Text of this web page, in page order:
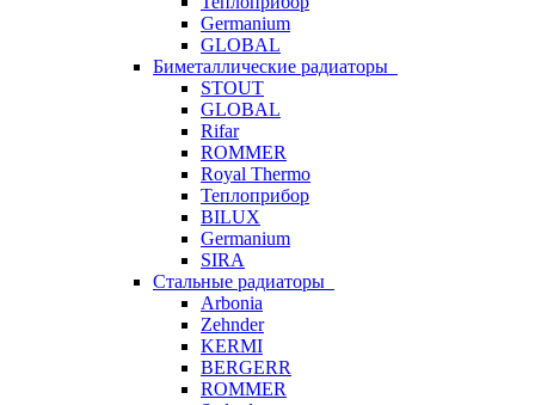
Germanium
GLOBAL
Биметаллические радиаторы
STOUT
GLOBAL
Rifar
ROMMER
Royal Thermo
Теплоприбор
BILUX
Germanium
SIRA
Стальные радиаторы
Arbonia
Zehnder
KERMI
BERGERR
ROMMER